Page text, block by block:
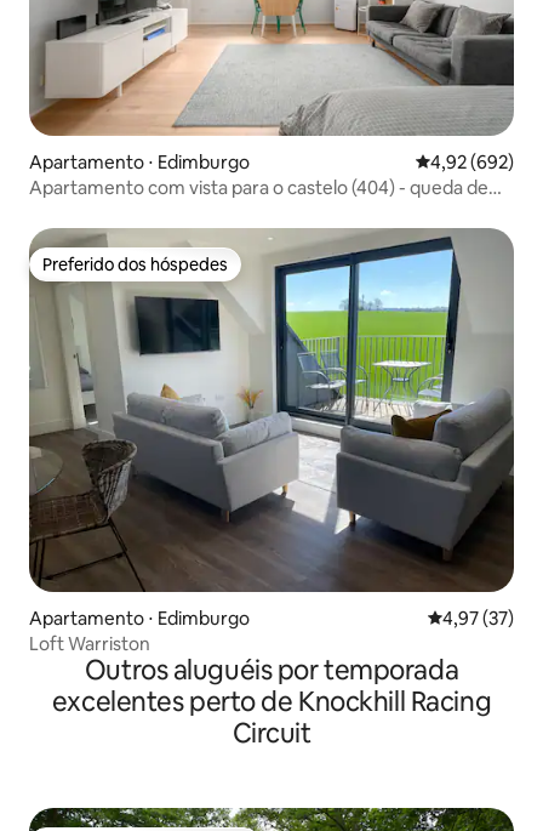
Apartamento ⋅ Edimburgo 4,92 de uma
4,92 (692)
Apartamento com vista para o castelo (404) - queda de
Preferido dos hóspedes
Preferido dos hóspedes
Apartamento ⋅ Edimburgo 4,97 de uma
4,97 (37)
Loft Warriston
Outros aluguéis por temporada
excelentes perto de Knockhill Racing
Circuit